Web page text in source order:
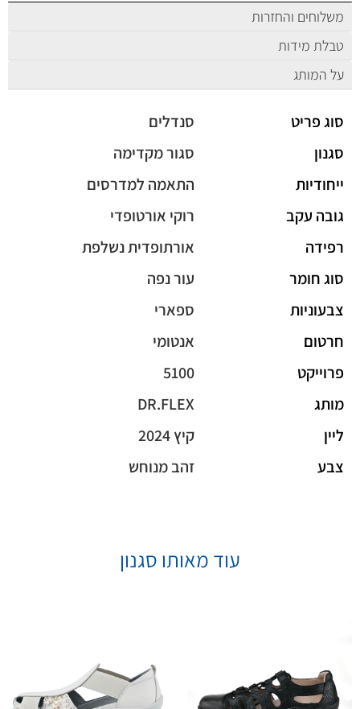
משלוחים והחזרות
טבלת מידות
על המותג
סוג פריט
סנדלים
סגנון
סגור מקדימה
ייחודיות
התאמה למדרסים
גובה עקב
רוקי אורטופדי
רפידה
אורתופדית נשלפת
סוג חומר
עור נפה
צבעוניות
ספארי
חרטום
אנטומי
פרוייקט
5100
מותג
DR.FLEX
ליין
קיץ 2024
צבע
זהב מנוחש
עוד מאותו סגנון